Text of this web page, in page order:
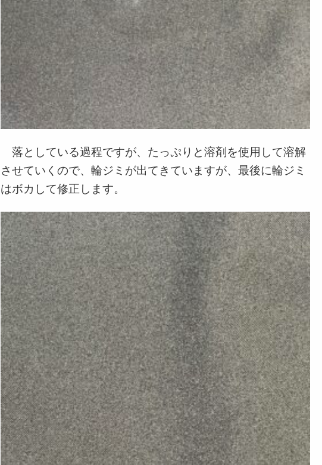
落としている過程ですが、たっぷりと溶剤を使用して溶解
させていくので、輪ジミが出てきていますが、最後に輪ジミ
はボカして修正します。